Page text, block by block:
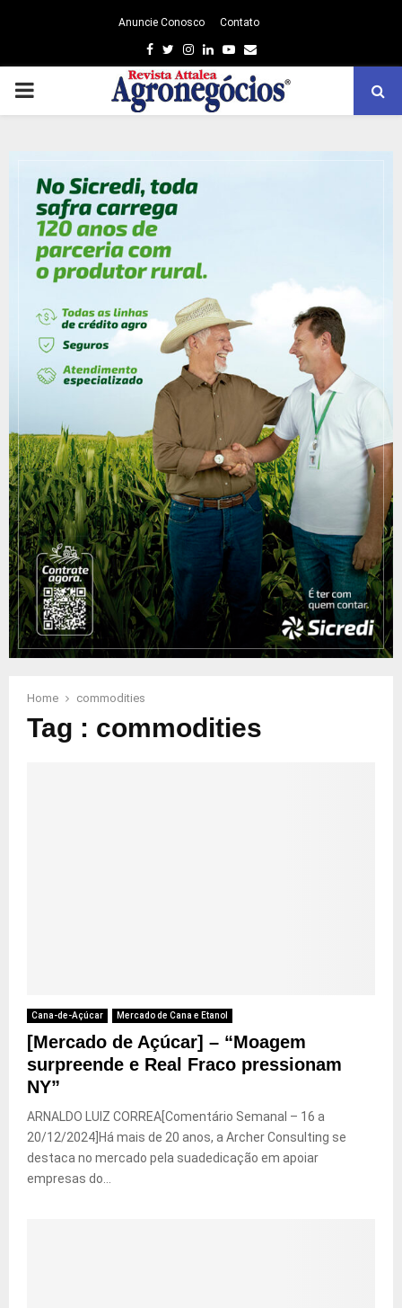
Anuncie Conosco Contato
Facebook
TwitterInstagram
LinkedinYoutube
Email
PRIMARY
Home commodities
Tag : commodities
Cana-de-Açúcar Mercado de Cana e Etanol
[Mercado de Açúcar] – “Moagem
surpreende e Real Fraco pressionam
NY”
ARNALDO LUIZ CORREA[Comentário Semanal – 16 a
20/12/2024]Há mais de 20 anos, a Archer Consulting se
destaca no mercado pela suadedicação em apoiar
empresas do...